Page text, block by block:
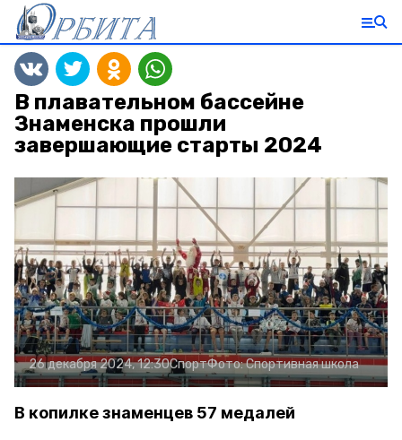
В плавательном бассейне
Знаменска прошли
завершающие старты 2024
26 декабря 2024, 12:30СпортФото:Спортивная школа
В копилке знаменцев 57 медалей